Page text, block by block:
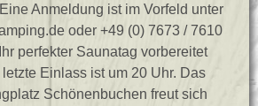
Anmeldung ist im Vorfeld unter
oder +49 (0) 7673 / 7610
perfekter Saunatag vorbereitet
Einlass ist um 20 Uhr. Das
Schönenbuchen freut sich